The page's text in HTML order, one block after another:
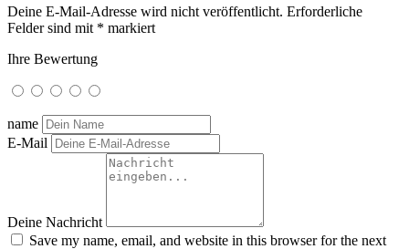
Deine E-Mail-Adresse wird nicht veröffentlicht. Erforderliche
Felder sind mit * markiert
Ihre Bewertung
name
E-Mail
Deine Nachricht
Save my name, email, and website in this browser for the next